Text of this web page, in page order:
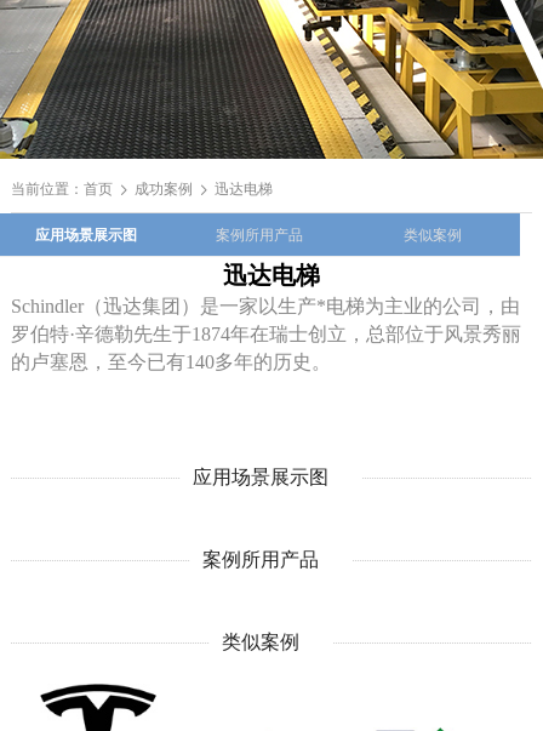
当前位置： 首页 成功案例 迅达电梯
应用场景展示图 案例所用产品 类似案例
迅达电梯
Schindler（迅达集团）是一家以生产*电梯为主业的公司，由
罗伯特·辛德勒先生于1874年在瑞士创立，总部位于风景秀丽
的卢塞恩，至今已有140多年的历史。
应用场景展示图
案例所用产品
类似案例